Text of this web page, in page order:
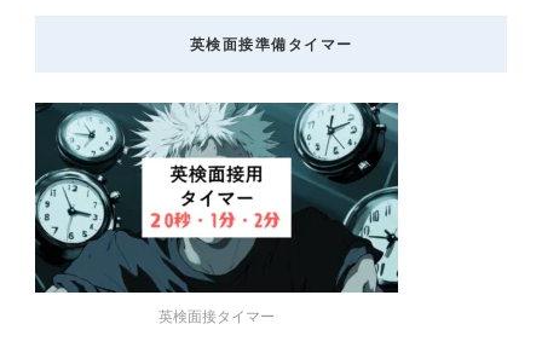
英検面接準備タイマー
英検面接タイマー